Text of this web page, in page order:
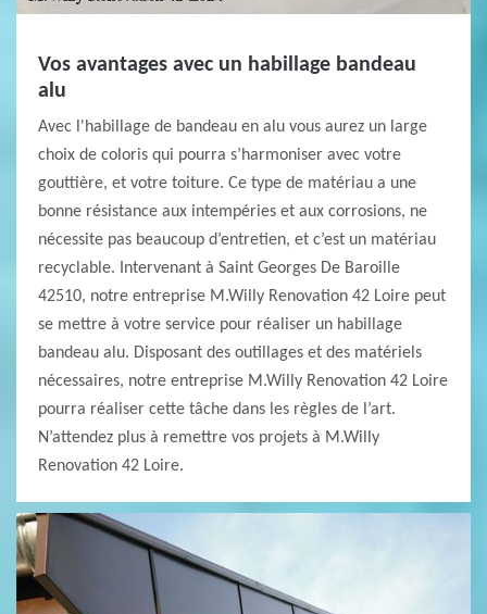
Vos avantages avec un habillage bandeau
alu
Avec l'habillage de bandeau en alu vous aurez un large
choix de coloris qui pourra s’harmoniser avec votre
gouttière, et votre toiture. Ce type de matériau a une
bonne résistance aux intempéries et aux corrosions, ne
nécessite pas beaucoup d’entretien, et c’est un matériau
recyclable. Intervenant à Saint Georges De Baroille
42510, notre entreprise M.Willy Renovation 42 Loire peut
se mettre à votre service pour réaliser un habillage
bandeau alu. Disposant des outillages et des matériels
nécessaires, notre entreprise M.Willy Renovation 42 Loire
pourra réaliser cette tâche dans les règles de l’art.
N’attendez plus à remettre vos projets à M.Willy
Renovation 42 Loire.